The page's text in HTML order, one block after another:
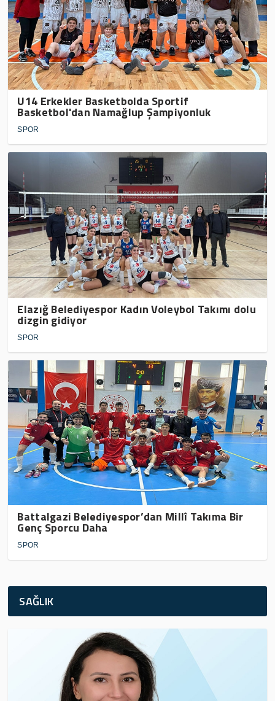
U14 Erkekler Basketbolda Sportif
Basketbol'dan Namağlup Şampiyonluk
SPOR
Elazığ Belediyespor Kadın Voleybol Takımı dolu
dizgin gidiyor
SPOR
Battalgazi Belediyespor’dan Millî Takıma Bir
Genç Sporcu Daha
SPOR
SAĞLIK